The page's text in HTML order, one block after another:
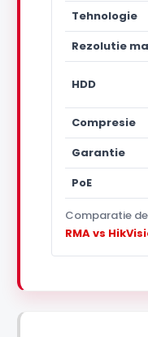
Tehnologie
Rezolutie
HDD
Compresie
Garantie
PoE
Comparatie
RMA vs